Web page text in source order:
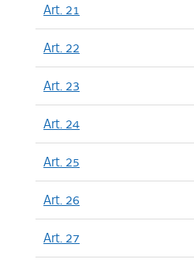
Art. 21
Art. 22
Art. 23
Art. 24
Art. 25
Art. 26
Art. 27